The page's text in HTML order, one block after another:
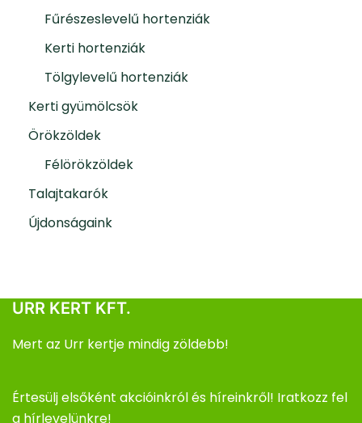
Fűrészeslevelű hortenziák
Kerti hortenziák
Tölgylevelű hortenziák
Kerti gyümölcsök
Örökzöldek
Félörökzöldek
Talajtakarók
Újdonságaink
URR KERT KFT.
Mert az Urr kertje mindig zöldebb!
Értesülj elsőként akcióinkról és híreinkről! Iratkozz fel
a hírlevelünkre!